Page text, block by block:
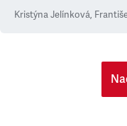
Kristýna Jelínková,